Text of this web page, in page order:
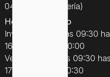
04770 Adra (Almería)
Horario ordinario
Invierno: desde las 09:30
16:30 hasta las 20:00
Verano: desde las 09:30
17:00 hasta las 20:30